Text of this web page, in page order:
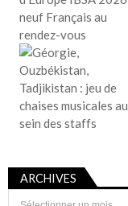
ARCHIVES
Archives